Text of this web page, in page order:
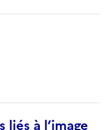
à l’image